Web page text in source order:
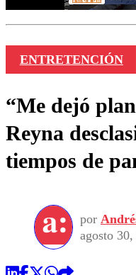
ENTRETENCIÓN
“Me dejó
Reyna
tiempos de
por
agosto